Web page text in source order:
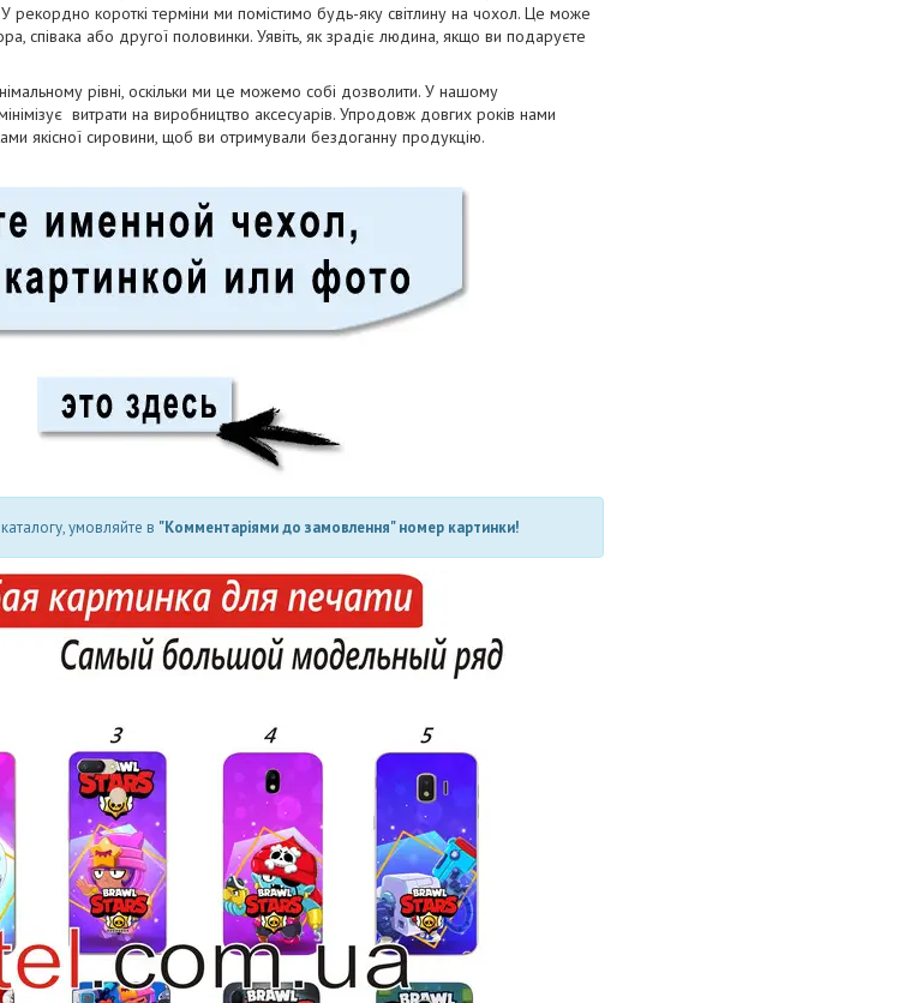
рекордно короткі терміни ми помістимо будь-яку світлину на чохол. Це може
співака або другої половинки. Уявіть, як зрадіє людина, якщо ви подаруєте
рівні, оскільки ми це можемо собі дозволити. У нашому
витрати на виробництво аксесуарів. Упродовж довгих років нами
якісної сировини, щоб ви отримували бездоганну продукцію.
умовляйте в "Комментаріями до замовлення" номер картинки!